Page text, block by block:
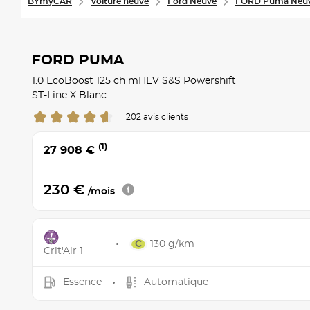
FORD PUMA
1.0 EcoBoost 125 ch mHEV S&S Powershift
ST-Line X Blanc
202 avis clients
27 908 € (1)
230 € /mois
Crit'Air 1
130 g/km
Essence Automatique